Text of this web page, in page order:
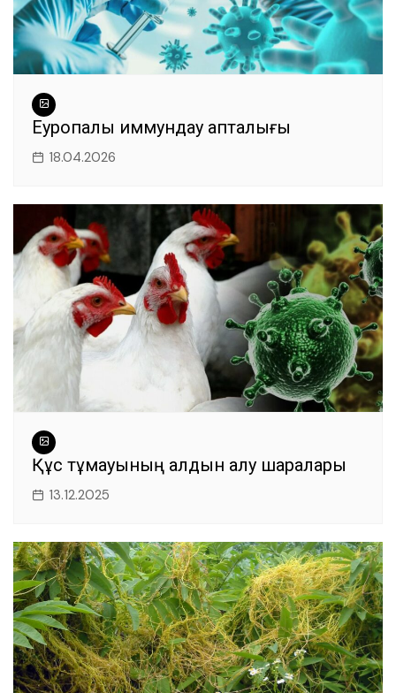
Еуропалық иммундау апталығы
18.04.2026
Құс тұмауының алдын алу шаралары
13.12.2025